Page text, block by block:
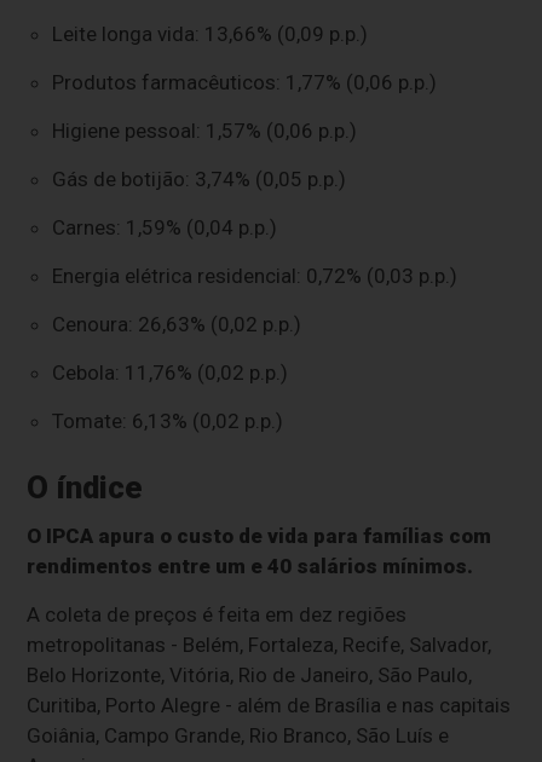
Leite longa vida: 13,66% (0,09 p.p.)
Produtos farmacêuticos: 1,77% (0,06 p.p.)
Higiene pessoal: 1,57% (0,06 p.p.)
Gás de botijão: 3,74% (0,05 p.p.)
Carnes: 1,59% (0,04 p.p.)
Energia elétrica residencial: 0,72% (0,03 p.p.)
Cenoura: 26,63% (0,02 p.p.)
Cebola: 11,76% (0,02 p.p.)
Tomate: 6,13% (0,02 p.p.)
O índice
O IPCA apura o custo de vida para famílias com
rendimentos entre um e 40 salários mínimos.
A coleta de preços é feita em dez regiões
metropolitanas - Belém, Fortaleza, Recife, Salvador,
Belo Horizonte, Vitória, Rio de Janeiro, São Paulo,
Curitiba, Porto Alegre - além de Brasília e nas capitais
Goiânia, Campo Grande, Rio Branco, São Luís e